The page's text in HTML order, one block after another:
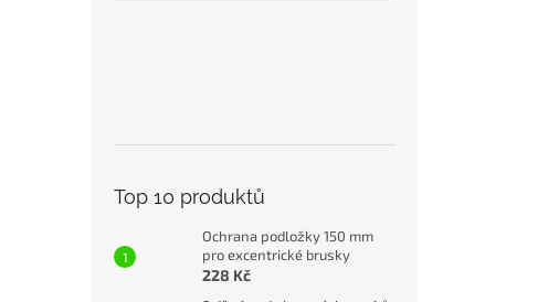
Top 10 produktů
Ochrana podložky 150 mm
pro excentrické brusky
228 Kč